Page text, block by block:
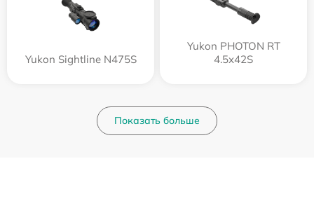
Yukon Sightline N475S
Yukon PHOTON RT
4.5x42S
Показать больше